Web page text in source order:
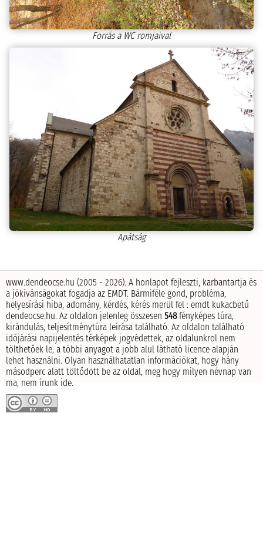
Forrás a WC romjaival
Apátság
www.dendeocse.hu (2005 - 2026). A honlapot fejleszti, karbantartja és
a jókívánságokat fogadja az EMDT. Bármiféle gond, probléma,
helyesírási hiba, adomány, kérdés, kérés merül fel : emdt kukacbetű
dendeocse.hu. Az oldalon jelenleg összesen 548fényképes túra,
kirándulás, teljesítménytúra leírása található. Az oldalon található
időjárási napijelentés térképek jogvédettek, az oldalunkrol nem
tölthetőek le, a többi anyagot a jobb alul látható licence alapján
lehet használni. Olyan használhatatlan információkat, hogy hány
másodperc alatt töltődött be az oldal, meg hogy milyen névnap van
ma, nem írunk ide.